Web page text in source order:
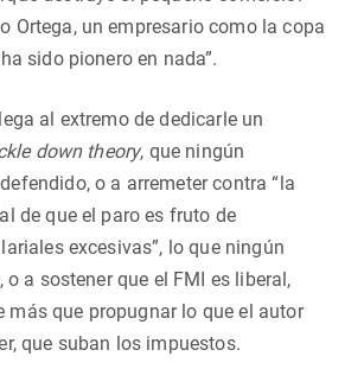
Ortega, un empresario como la copa
sido pionero en nada”.
al extremo de dedicarle un
down theory, que ningún
o a arremeter contra “la
de que el paro es fruto de
excesivas”, lo que ningún
a sostener que el FMI es liberal,
más que propugnar lo que el autor
que suban los impuestos.